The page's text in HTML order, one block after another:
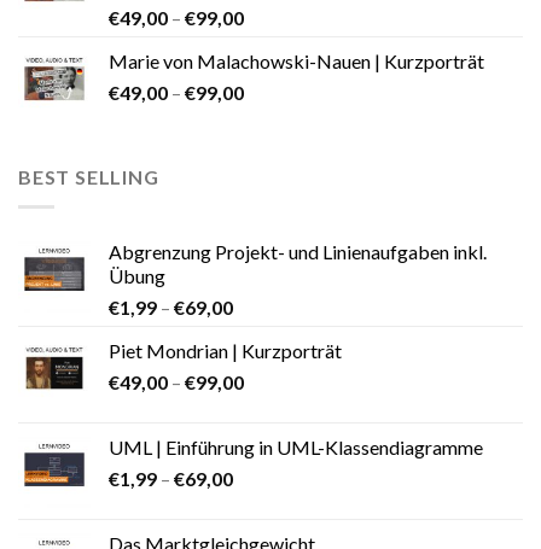
€49,00 – €99,00
Marie von Malachowski-Nauen | Kurzporträt
€49,00 – €99,00
BEST SELLING
Abgrenzung Projekt- und Linienaufgaben inkl.
Übung
€1,99 – €69,00
Piet Mondrian | Kurzporträt
€49,00 – €99,00
UML | Einführung in UML-Klassendiagramme
€1,99 – €69,00
Das Marktgleichgewicht